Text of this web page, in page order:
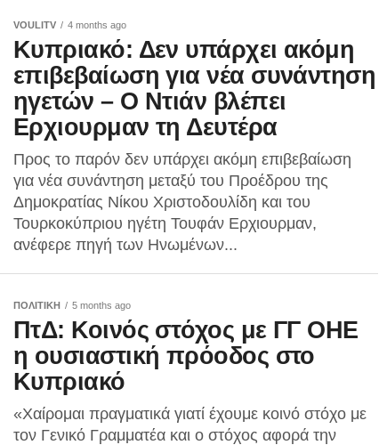
VOULITV 4 months ago
Κυπριακό: Δεν υπάρχει ακόμη
επιβεβαίωση για νέα συνάντηση
ηγετών – Ο Ντιάν βλέπει
Ερχιουρμαν τη Δευτέρα
Προς το παρόν δεν υπάρχει ακόμη επιβεβαίωση
για νέα συνάντηση μεταξύ του Προέδρου της
Δημοκρατίας Νίκου Χριστοδουλίδη και του
Τουρκοκύπριου ηγέτη Τουφάν Ερχιουρμαν,
ανέφερε πηγή των Ηνωμένων...
ΠΟΛΙΤΙΚΗ 5 months ago
ΠτΔ: Κοινός στόχος με ΓΓ ΟΗΕ
η ουσιαστική πρόοδος στο
Κυπριακό
«Χαίρομαι πραγματικά γιατί έχουμε κοινό στόχο με
τον Γενικό Γραμματέα και ο στόχος αφορά την